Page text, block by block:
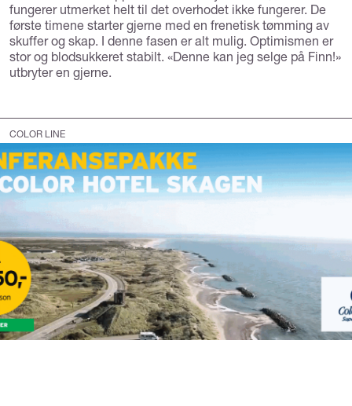
fungerer utmerket helt til det overhodet ikke fungerer. De
første timene starter gjerne med en frenetisk tømming av
skuffer og skap. I denne fasen er alt mulig. Optimismen er
stor og blodsukkeret stabilt. «Denne kan jeg selge på Finn!»
utbryter en gjerne.
COLOR LINE